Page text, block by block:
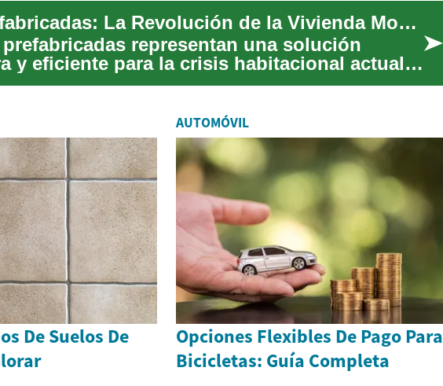
Casas Prefabricadas: La Revolución de la Vivienda Moderna
prefabricadas representan una solución
y eficiente para la crisis habitacional actual,
De Suelos De
AUTOMÓVIL
Opciones Flexibles De Pago Para
Bicicletas: Guía Completa